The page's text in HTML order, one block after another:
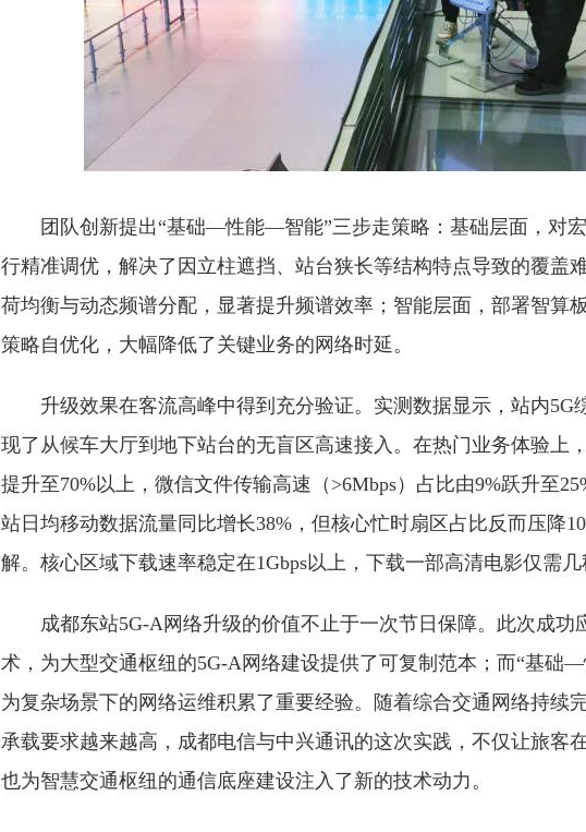
团队创新提出“基础—性能—智能”三步走策略：基础层面，对
行精准调优，解决了因立柱遮挡、站台狭长等结构特点导致的覆盖
荷均衡与动态频谱分配，显著提升频谱效率；智能层面，部署智算
策略自优化，大幅降低了关键业务的网络时延。
升级效果在客流高峰中得到充分验证。实测数据显示，站内5G
现了从候车大厅到地下站台的无盲区高速接入。在热门业务体验上
提升至70%以上，微信文件传输高速（>6Mbps）占比由9%跃升至
站日均移动数据流量同比增长38%，但核心忙时扇区占比反而压降
解。核心区域下载速率稳定在1Gbps以上，下载一部高清电影仅需几
成都东站5G-A网络升级的价值不止于一次节日保障。此次成功
术，为大型交通枢纽的5G-A网络建设提供了可复制范本；而“基础
为复杂场景下的网络运维积累了重要经验。随着综合交通网络持续
承载要求越来越高，成都电信与中兴通讯的这次实践，不仅让旅客
也为智慧交通枢纽的通信底座建设注入了新的技术动力。